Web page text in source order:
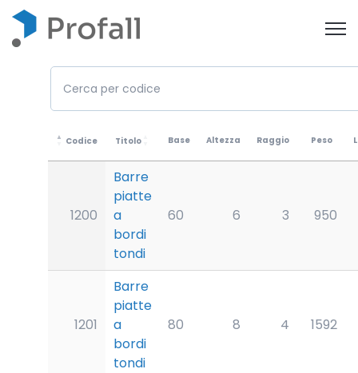
Codice Titolo Base Altezza Raggio Peso
1200
Barre
piatte
a
bordi
tondi
60 6 3 950
1201
Barre
piatte
a
bordi
tondi
80 8 4 1592